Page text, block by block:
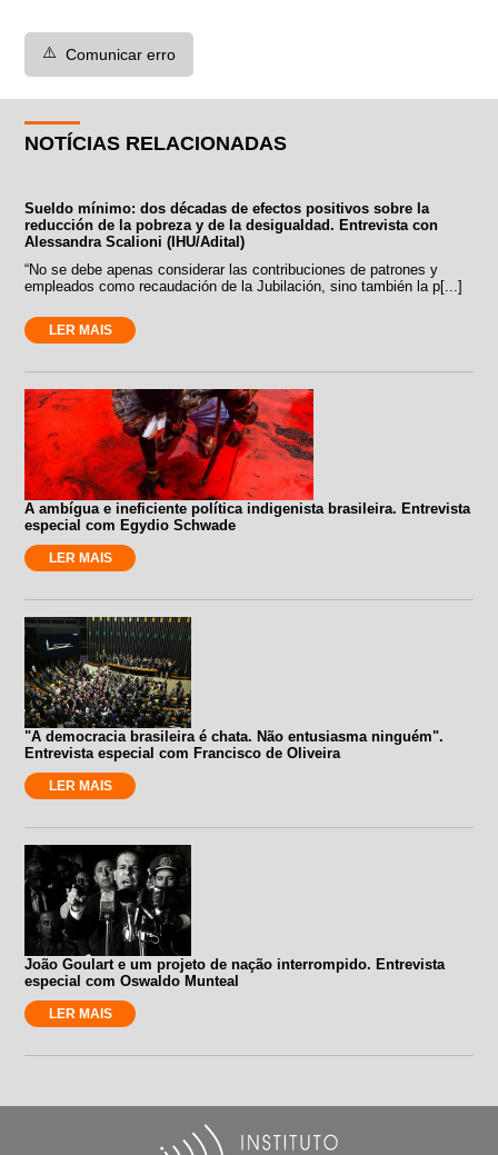
⚠️ Comunicar erro
NOTÍCIAS RELACIONADAS
Sueldo mínimo: dos décadas de efectos positivos sobre la
reducción de la pobreza y de la desigualdad. Entrevista con
Alessandra Scalioni (IHU/Adital)
“No se debe apenas considerar las contribuciones de patrones y
empleados como recaudación de la Jubilación, sino también la p[...]
LER MAIS
A ambígua e ineficiente política indigenista brasileira. Entrevista
especial com Egydio Schwade
LER MAIS
"A democracia brasileira é chata. Não entusiasma ninguém".
Entrevista especial com Francisco de Oliveira
LER MAIS
João Goulart e um projeto de nação interrompido. Entrevista
especial com Oswaldo Munteal
LER MAIS